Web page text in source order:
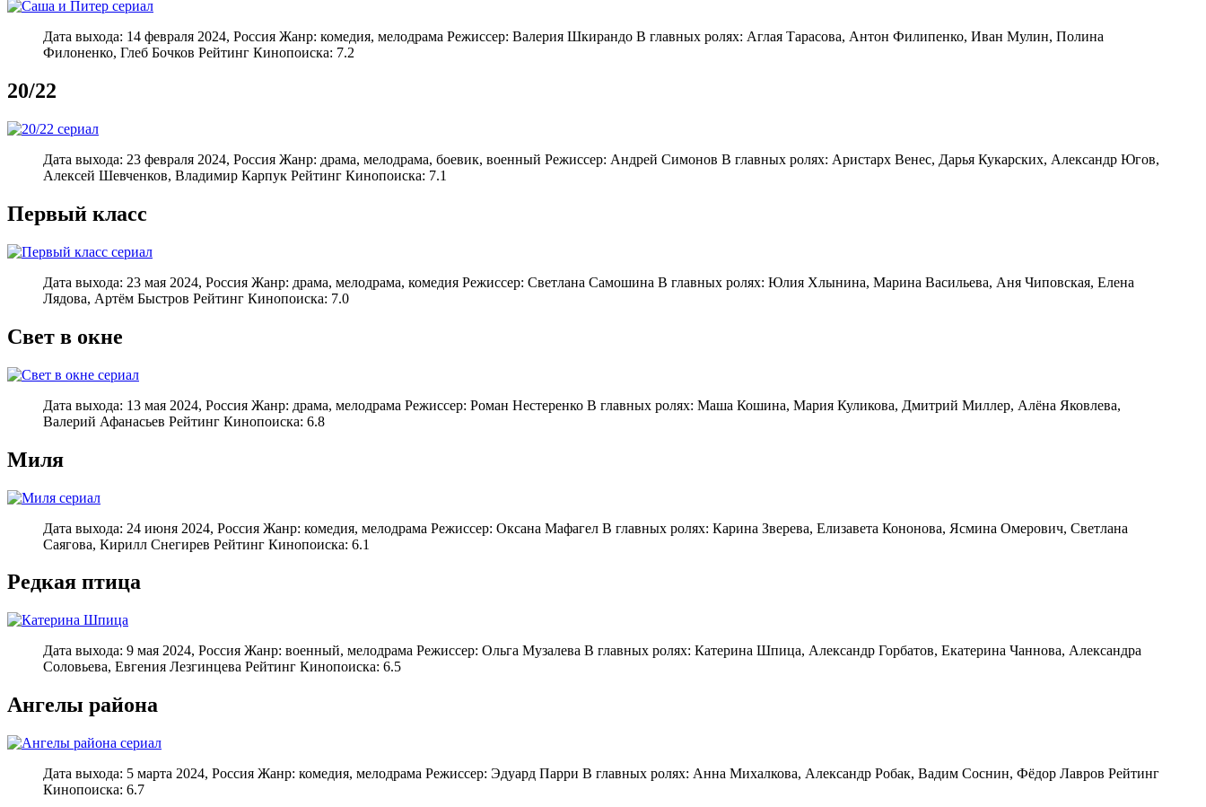
Дата выхода: 14 февраля 2024, Россия Жанр: комедия, мелодрама Режиссер: Валерия Шкирандо В главных ролях: Аглая Тарасова, Антон Филипенко, Иван Мулин, Полина
Филоненко, Глеб Бочков Рейтинг Кинопоиска: 7.2
20/22
Дата выхода: 23 февраля 2024, Россия Жанр: драма, мелодрама, боевик, военный Режиссер: Андрей Симонов В главных ролях: Аристарх Венес, Дарья Кукарских, Александр Югов,
Алексей Шевченков, Владимир Карпук Рейтинг Кинопоиска: 7.1
Первый класс
Дата выхода: 23 мая 2024, Россия Жанр: драма, мелодрама, комедия Режиссер: Светлана Самошина В главных ролях: Юлия Хлынина, Марина Васильева, Аня Чиповская, Елена
Лядова, Артём Быстров Рейтинг Кинопоиска: 7.0
Свет в окне
Дата выхода: 13 мая 2024, Россия Жанр: драма, мелодрама Режиcсер: Роман Нестеренко В главных ролях: Маша Кошина, Мария Куликова, Дмитрий Миллер, Алёна Яковлева,
Валерий Афанасьев Рейтинг Кинопоиска: 6.8
Миля
Дата выхода: 24 июня 2024, Россия Жанр: комедия, мелодрама Режиcсер: Оксана Мафагел В главных ролях: Карина Зверева, Елизавета Кононова, Ясмина Омерович, Светлана
Саягова, Кирилл Снегирев Рейтинг Кинопоиска: 6.1
Редкая птица
Дата выхода: 9 мая 2024, Россия Жанр: военный, мелодрама Режиссер: Ольга Музалева В главных ролях: Катерина Шпица, Александр Горбатов, Екатерина Чаннова, Александра
Соловьева, Евгения Лезгинцева Рейтинг Кинопоиска: 6.5
Ангелы района
Дата выхода: 5 марта 2024, Россия Жанр: комедия, мелодрама Режиссер: Эдуард Парри В главных ролях: Анна Михалкова, Александр Робак, Вадим Соснин, Фёдор Лавров Рейтинг
Кинопоиска: 6.7